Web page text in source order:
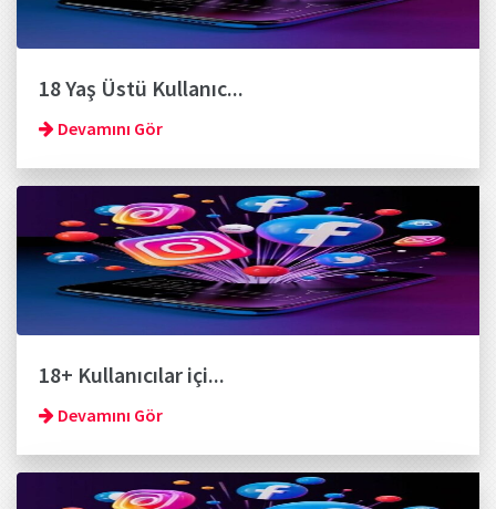
18 Yaş Üstü Kullanıc...
Devamını Gör
18+ Kullanıcılar içi...
Devamını Gör